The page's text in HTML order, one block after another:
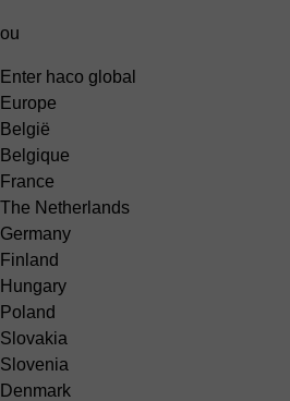
ou
Enter haco global
Europe
België
Belgique
France
The Netherlands
Germany
Finland
Hungary
Poland
Slovakia
Slovenia
Denmark